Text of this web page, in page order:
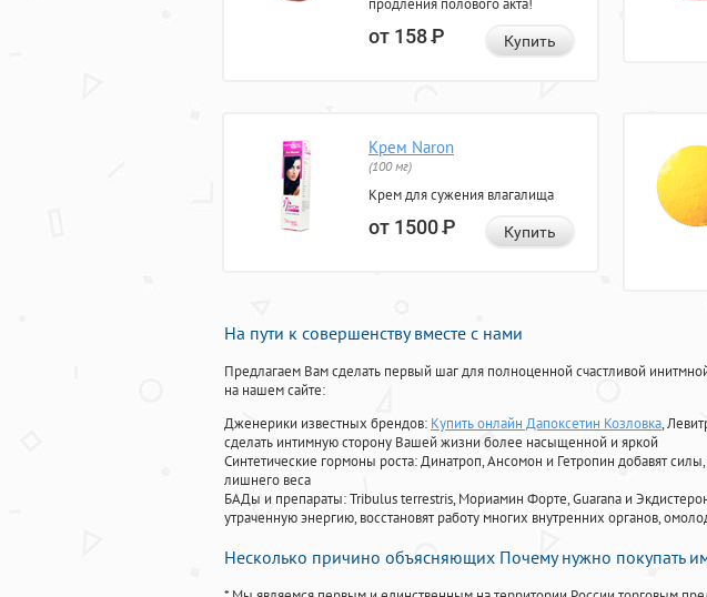
продления полового акта!
от 158Р Купить
Крем Naron
(100 мг)
Крем для сужения влагалища
от 1500Р Купить
На пути к совершенству вместе с нами
Предлагаем Вам сделать первый шаг для полноценной счастливой
на нашем сайте:
Дженерики известных брендов: Купить онлайн Дапоксетин Козловка,
сделать интимную сторону Вашей жизни более насыщенной и яркой
Синтетические гормоны роста: Динатроп, Ансомон и Гетропин добавят
лишнего веса
БАДы и препараты:Tribulus terrestris, Мориамин Форте, Guarana и
утраченную энергию, восстановят работу многих внутренних органов,
Несколько причино объясняющих Почему нужно покупать